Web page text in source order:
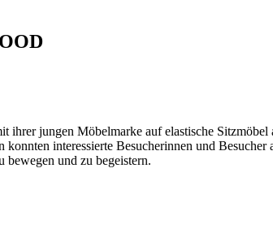
jungen Möbelmarke auf elastische
interessierte Besucherinnen und
bewegen und zu begeistern.